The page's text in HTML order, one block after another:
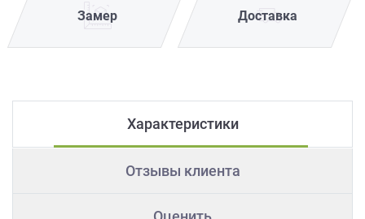
Замер Доставка
Характеристики
Отзывы клиента